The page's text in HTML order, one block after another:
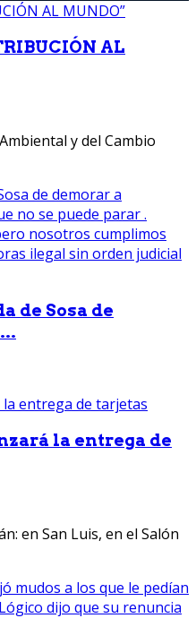
AL
y del Cambio
de Sosa de
la entrega de
en San Luis, en el Salón